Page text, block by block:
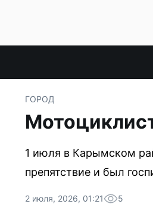
ГОРОД
1 июля в Карымском
препятствие и был
2 июля, 2026, 01:21 5